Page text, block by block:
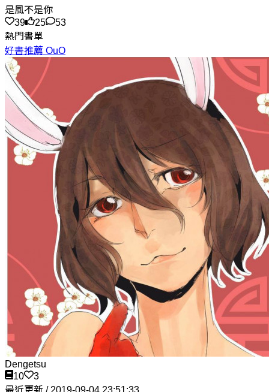
是風不是你
39
25
53
熱門書單
好書推薦 OuO
Dengetsu
10
3